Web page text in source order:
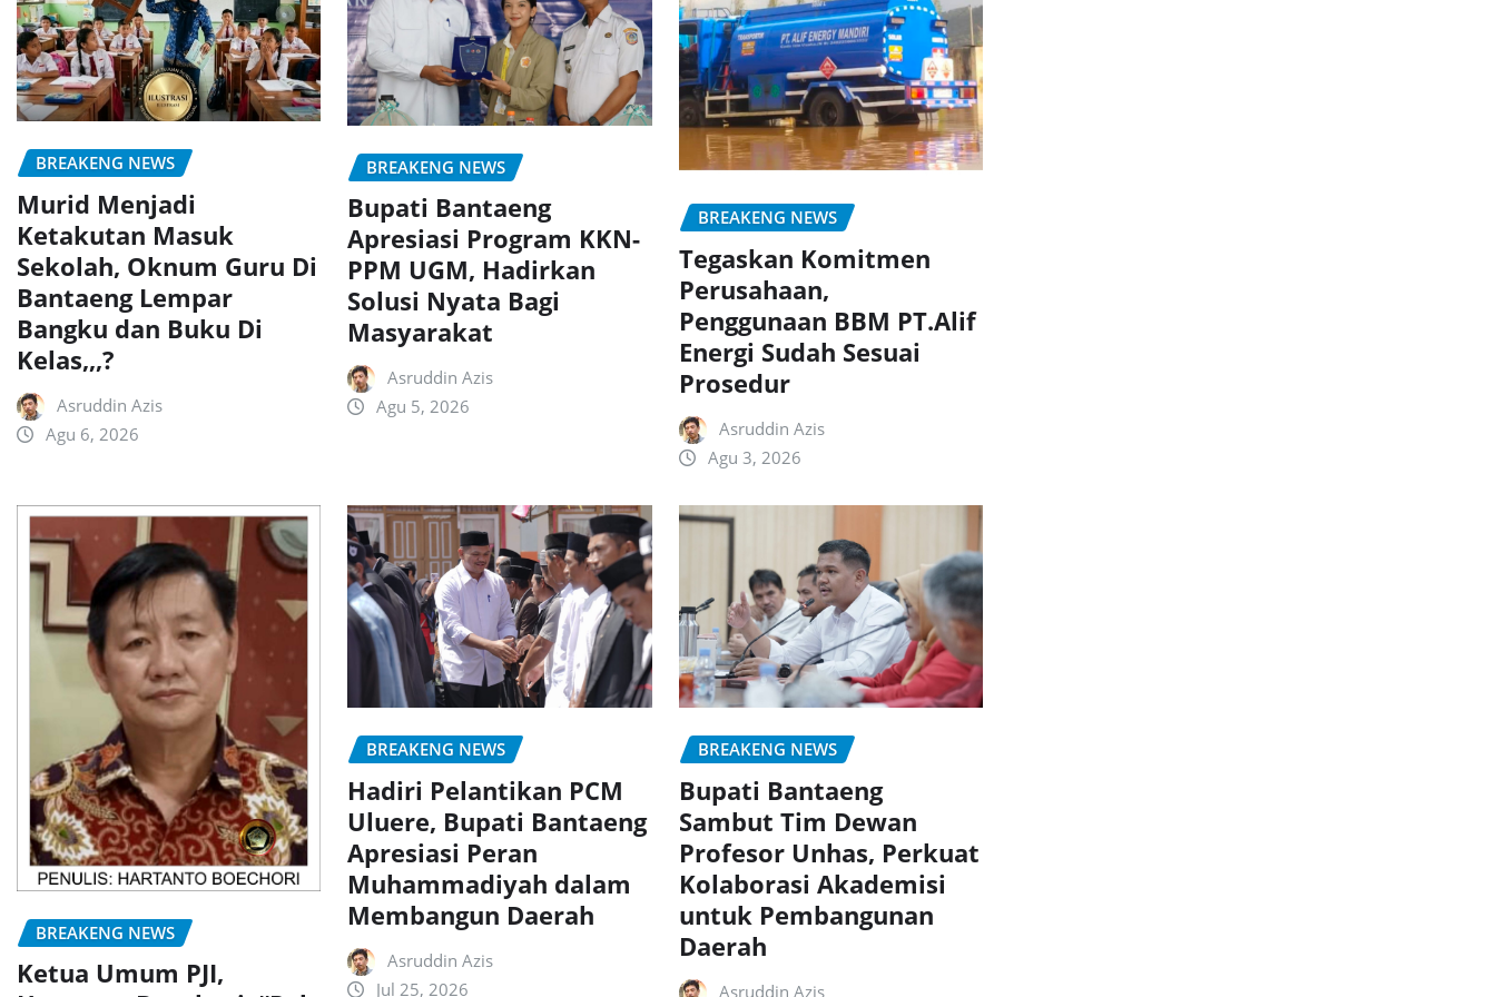
BREAKENG NEWS
Murid Menjadi
Ketakutan Masuk
Sekolah, Oknum Guru Di
Bantaeng Lempar
Bangku dan Buku Di
Kelas,,,?
Asruddin Azis
Agu 6, 2026
BREAKENG NEWS
Bupati Bantaeng
Apresiasi Program KKN-
PPM UGM, Hadirkan
Solusi Nyata Bagi
Masyarakat
Asruddin Azis
Agu 5, 2026
BREAKENG NEWS
Tegaskan Komitmen
Perusahaan,
Penggunaan BBM PT.Alif
Energi Sudah Sesuai
Prosedur
Asruddin Azis
Agu 3, 2026
BREAKENG NEWS
Ketua Umum PJI,
BREAKENG NEWS
Hadiri Pelantikan PCM
Uluere, Bupati Bantaeng
Apresiasi Peran
Muhammadiyah dalam
Membangun Daerah
Asruddin Azis
Jul 25, 2026
BREAKENG NEWS
Bupati Bantaeng
Sambut Tim Dewan
Profesor Unhas, Perkuat
Kolaborasi Akademisi
untuk Pembangunan
Daerah
Asruddin Azis